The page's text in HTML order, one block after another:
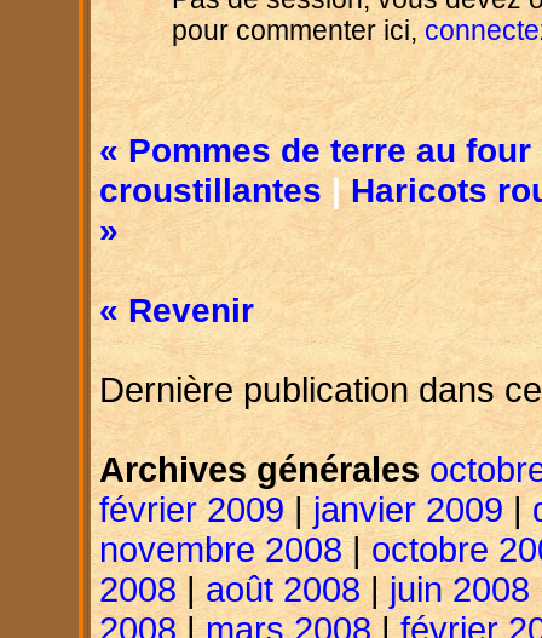
pour commenter ici,
« Pommes de terre au
croustillantes |Haricots
»
« Revenir
Dernière publication dans
Archives générales
février 2009| janvier 2009 |
novembre 2008|octobre
2008 | août 2008 | juin 2008
2008| mars 2008| février